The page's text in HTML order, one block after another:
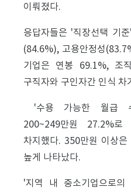
이뤄졌다.
응답자들은 '직장선택 기
(84.6%), 고용안정성
기업은 연봉 69.1%, 조
구직자와 구인자간 인식 차
'수용 가능한 월급
200~249만원 27.2%
차지했다. 350만원 이상
높게 나타났다.
'지역 내 중소기업으로